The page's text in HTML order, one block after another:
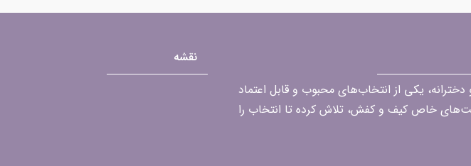
زنانه و دخترانه، یکی از انتخاب‌های محبوب و قابل اعتماد
ست‌های خاص کیف و کفش، تلاش کرده تا انتخاب را
نقشه